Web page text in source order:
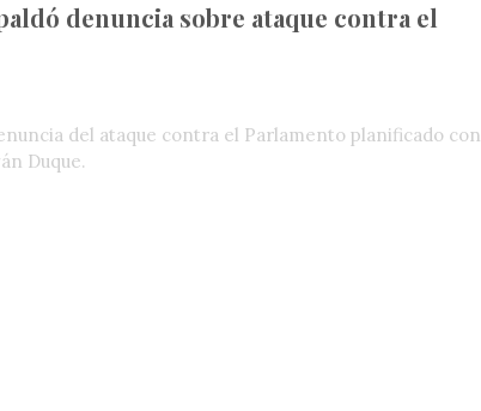
denuncia sobre ataque contra el
del ataque contra el Parlamento planificado con
Duque.